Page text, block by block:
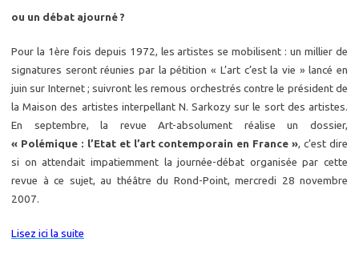
ou un débat ajourné ?
Pour la 1ère fois depuis 1972, les artistes se mobilisent : un millier de
signatures seront réunies par la pétition « L’art c’est la vie » lancé en
juin sur Internet ; suivront les remous orchestrés contre le président de
la Maison des artistes interpellant N. Sarkozy sur le sort des artistes.
En septembre, la revue Art-absolument réalise un dossier,
« Polémique : l’Etat et l’art contemporain en France », c’est dire
si on attendait impatiemment la journée-débat organisée par cette
revue à ce sujet, au théâtre du Rond-Point, mercredi 28 novembre
2007.
Lisez ici la suite